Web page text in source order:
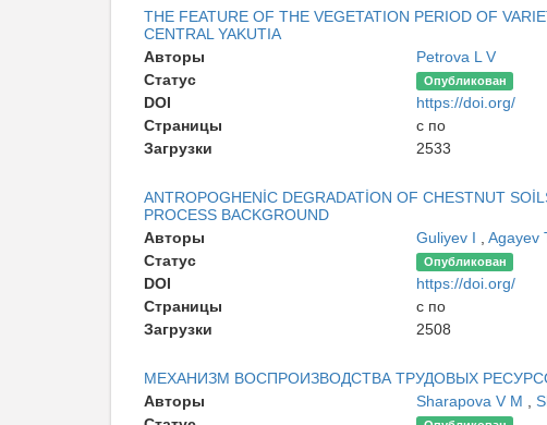
THE FEATURE OF THE VEGETATION PERIOD OF
CENTRAL YAKUTIA
Авторы
Petrova L V
Статус
Опубликован
DOI
https://doi.org/
Страницы
с по
Загрузки
2533
ANTROPOGHENİC DEGRADATİON OF CHESTNUT
PROCESS BACKGROUND
Авторы
Guliyev I Agayev
Статус
Опубликован
DOI
https://doi.org/
Страницы
с по
Загрузки
2508
МЕХАНИЗМ ВОСПРОИЗВОДСТВА ТРУДОВЫХ
Авторы
Sharapova V M